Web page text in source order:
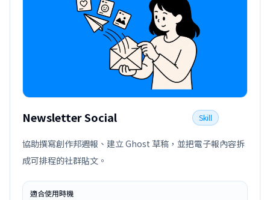
Newsletter Social Skill
協助撰寫創作邦週報、建立 Ghost 草稿，並把電子報內容拆
成可排程的社群貼文。
適合使用時機